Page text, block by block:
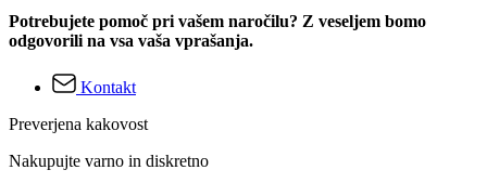
Potrebujete pomoč pri vašem naročilu? Z veseljem bomo
odgovorili na vsa vaša vprašanja.
Kontakt
Preverjena kakovost
Nakupujte varno in diskretno